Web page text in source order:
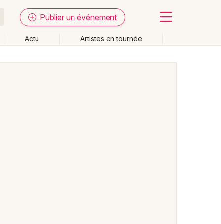
Publier un événement
Actu Artistes en tournée